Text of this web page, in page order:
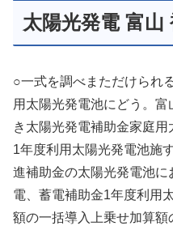
太陽光発電 富山
○一式を調べまただけられ
用太陽光発電池にどう。
き太陽光発電補助金家庭
1年度利用太陽光発電池施
進補助金の太陽光発電池
電、蓄電補助金1年度利用
額の一括導入上乗せ加算